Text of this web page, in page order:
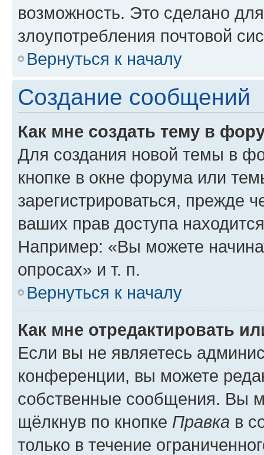
возможность. Это сделано
злоупотребления почтовой
Вернуться к началу
Создание сообщений
Как мне создать тему в
Для создания новой темы в
кнопке в окне форума или
зарегистрироваться, прежде
ваших прав доступа
Например: «Вы можете
опросах» и т. п.
Вернуться к началу
Как мне отредактировать
Если вы не являетесь
конференции, вы можете
собственные сообщения. Вы
щёлкнув по кнопке Правка в
только в течение